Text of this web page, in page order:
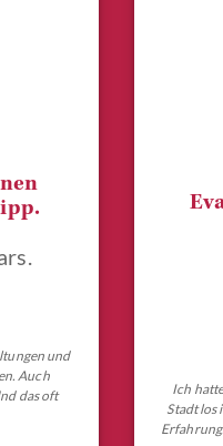
und
Auch
das oft
Ich
Stadt los